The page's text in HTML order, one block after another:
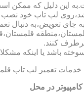
این دلیل که ممکن
لپ تاپ خود نصب
جای تعویض،به دنبال
کنند.
باشد یا اینکه
خدمات تعمیر لپ تاب
در محل